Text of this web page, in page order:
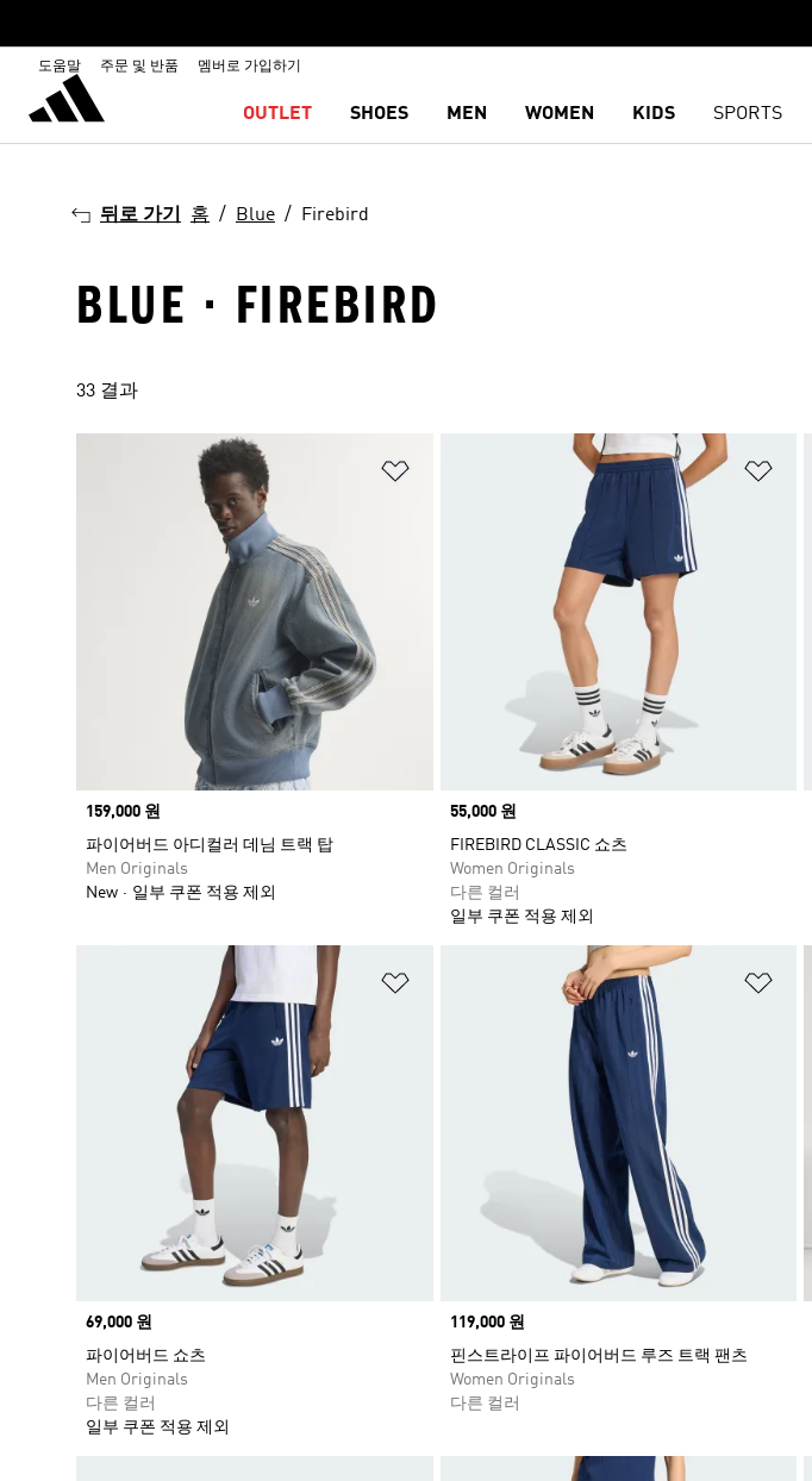
도움말 주문 및 반품 멤버로 가입하기
OUTLET SHOES MEN WOMEN KIDS SPORTS
뒤로 가기 홈 Blue Firebird
BLUE · FIREBIRD
33 결과
Price
159,000 원
파이어버드 아디컬러 데님 트랙 탑
Men Originals
New
일부 쿠폰 적용 제외
Price
55,000 원
FIREBIRD CLASSIC 쇼츠
Women Originals
다른 컬러
일부 쿠폰 적용 제외
Price
69,000 원
파이어버드 쇼츠
Men Originals
다른 컬러
일부 쿠폰 적용 제외
Price
119,000 원
핀스트라이프 파이어버드 루즈 트랙 팬츠
Women Originals
다른 컬러